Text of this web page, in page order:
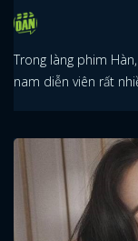
Trong làng phim
nam diễn viên rất